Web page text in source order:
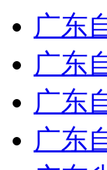
广东
广东
广东
广东